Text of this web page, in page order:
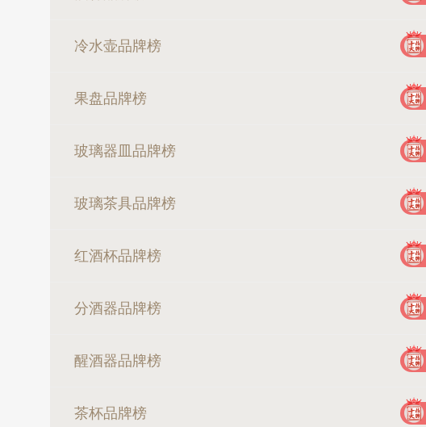
冷水壶品牌榜
果盘品牌榜
玻璃器皿品牌榜
玻璃茶具品牌榜
红酒杯品牌榜
分酒器品牌榜
醒酒器品牌榜
茶杯品牌榜